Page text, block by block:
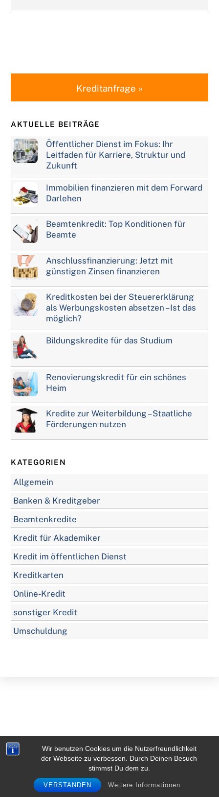
Wir benutzen Cookies um die Nutzerfreundlichkeit
der Webseite zu verbessen. Durch Deinen Besuch
stimmst Du dem zu.
VERSTANDEN Weitere Informationen
Kreditanfrage »
AKTUELLE BEITRÄGE
Öffentlicher Dienst im Fokus: Ihr
Leitfaden für Karriere, Struktur und
Zukunft
Immobilien finanzieren mit dem Forward
Darlehen
Beamtenkredit: Top Konditionen für
Beamte
Anschlussfinanzierung: Jetzt mit
günstigen Zinsen finanzieren
Kreditkosten bei der Steuererklärung
als Werbungskosten absetzen – Ist das
möglich?
Bildungskredite für das Studium
Renovierungskredit für ein schönes
Heim
Kredite zur Weiterbildung – Staatliche
Förderungen nutzen
KATEGORIEN
Allgemein
Banken & Kreditgeber
Beamtenkredite
Kredit für Akademiker
Kredit im öffentlichen Dienst
Kreditkarten
Online-Kredit
sonstiger Kredit
Umschuldung